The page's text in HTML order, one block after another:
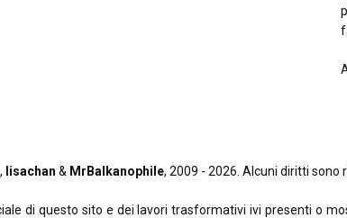
, lisachan & MrBalkanophile, 2009 - 2026. Alcuni diritti sono
di questo sito e dei lavori trasformativi ivi presenti o